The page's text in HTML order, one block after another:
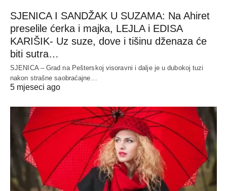
SJENICA I SANDŽAK U SUZAMA: Na Ahiret
preselile ćerka i majka, LEJLA i EDISA
KARIŠIK- Uz suze, dove i tišinu dženaza će
biti sutra…
SJENICA – Grad na Pešterskoj visoravni i dalje je u dubokoj tuzi
nakon strašne saobraćajne…
5 mjeseci ago